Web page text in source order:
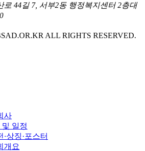
로 44길 7, 서부2동 행정복지센터 2층대
ALL RIGHTS RESERVED.
사
일정
·상징·포스터
개요